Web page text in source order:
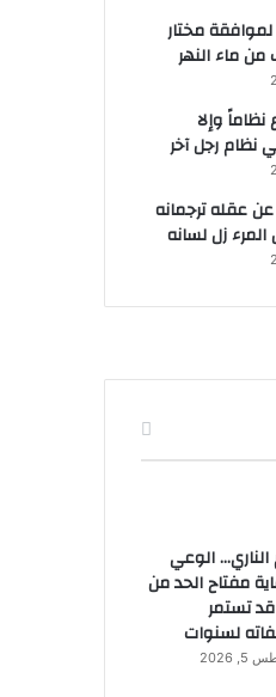
مختار
من ماء النهر
وإلا
نظام رجل آخر
عقله ترجمانه
زل لسانه
الناري… الوعي
مفتاح الحد من
تستمر
لسنوات
2026